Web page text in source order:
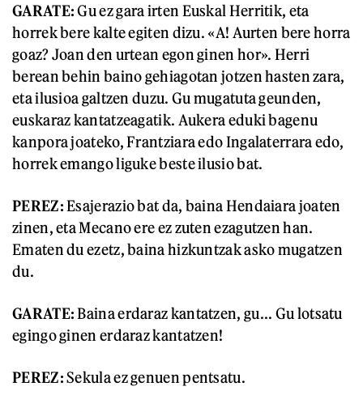
GARATE:Gu ez gara irten Euskal Herritik, eta
horrek bere kalte egiten dizu. «A! Aurten bere horra
goaz? Joan den urtean egon ginen hor». Herri
berean behin baino gehiagotan jotzen hasten zara,
eta ilusioa galtzen duzu. Gu mugatuta geunden,
euskaraz kantatzeagatik. Aukera eduki bagenu
kanpora joateko, Frantziara edo Ingalaterrara edo,
horrek emango liguke beste ilusio bat.
PEREZ:Esajerazio bat da, baina Hendaiara joaten
zinen, eta Mecano ere ez zuten ezagutzen han.
Ematen du ezetz, baina hizkuntzak asko mugatzen
du.
GARATE:Baina erdaraz kantatzen, gu... Gu lotsatu
egingo ginen erdaraz kantatzen!
PEREZ:Sekula ez genuen pentsatu.